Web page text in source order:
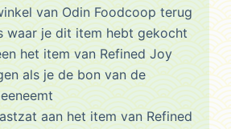
van Odin Foodcoop terug
waar je dit item hebt gekocht
het item van Refined Joy
als je de bon van de
aan het item van Refined